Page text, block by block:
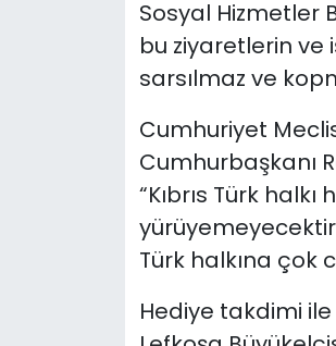
Sosyal Hizmetler
bu ziyaretlerin ve
sarsılmaz ve
Cumhuriyet
Cumhurbaşkanı
“Kıbrıs Türk
Türk halkına çok
Hediye takdimi
Yazarlar